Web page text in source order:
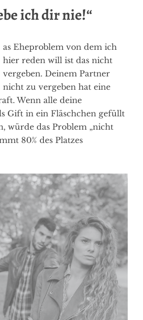
ich dir nie!“
as Eheproblem von dem ich
hier reden will ist das nicht
vergeben. Deinem Partner
nicht zu vergeben hat eine
Wenn alle deine
Gift in ein Fläschchen gefüllt
würde das Problem „nicht
80% des Platzes